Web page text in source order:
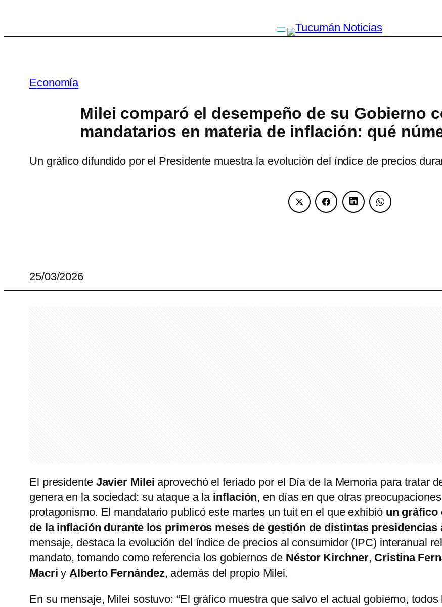
al
Economía
Milei comparó el desempeño de su Gobierno
mandatarios en materia de inflación: qué
Un gráfico difundido por el Presidente muestra la evolución del índice de precios
25/03/2026
El presidente Javier Milei aprovechó el feriado por el Día de la Memoria para tratar
genera en la sociedad: su ataque a la inflación, en días en que otras
protagonismo. El mandatario publicó este martes un tuit en el que exhibió un gráfico
de la inflación durante los primeros meses de gestión de distintas presidencias
mensaje, destaca la evolución del índice de precios al consumidor (IPC) interanual
mandato, tomando como referencia los gobiernos de Néstor Kirchner, Cristina
Macri y Alberto Fernández, además del propio Milei.
En su mensaje, Milei sostuvo: “El gráfico muestra que salvo el actual gobierno,